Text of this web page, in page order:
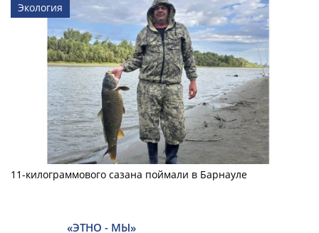
Экология
11-килограммового сазана поймали в Барнауле
«ЭТНО - МЫ»